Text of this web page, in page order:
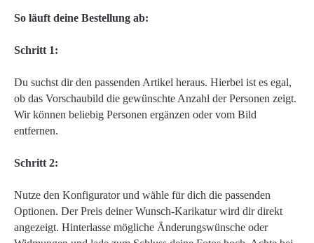
So läuft deine Bestellung ab:
Schritt 1:
Du suchst dir den passenden Artikel heraus. Hierbei ist es egal,
ob das Vorschaubild die gewünschte Anzahl der Personen zeigt.
Wir können beliebig Personen ergänzen oder vom Bild
entfernen.
Schritt 2:
Nutze den Konfigurator und wähle für dich die passenden
Optionen. Der Preis deiner Wunsch-Karikatur wird dir direkt
angezeigt. Hinterlasse mögliche Änderungswünsche oder